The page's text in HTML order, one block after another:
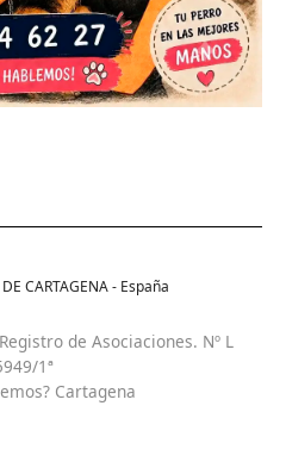
CARTAGENA - España
de Asociaciones. Nº L
1ª
Cartagena